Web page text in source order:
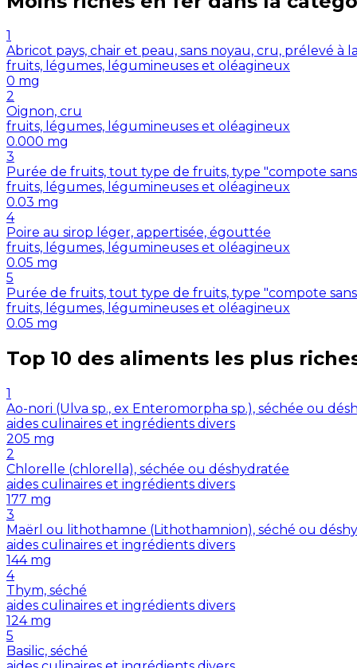
1
Abricot pays, chair et peau, sans noyau, cru, prélevé à
fruits, légumes, légumineuses et oléagineux
0 mg
2
Oignon, cru
fruits, légumes, légumineuses et oléagineux
0.000 mg
3
Purée de fruits, tout type de fruits, type "compote
fruits, légumes, légumineuses et oléagineux
0.03 mg
4
Poire au sirop léger, appertisée, égouttée
fruits, légumes, légumineuses et oléagineux
0.05 mg
5
Purée de fruits, tout type de fruits, type "compote
fruits, légumes, légumineuses et oléagineux
0.05 mg
Top 10 des aliments les plus
1
Ao-nori (Ulva sp., ex Enteromorpha sp.), séchée ou
aides culinaires et ingrédients divers
205 mg
2
Chlorelle (chlorella), séchée ou déshydratée
aides culinaires et ingrédients divers
177 mg
3
Maërl ou lithothamne (Lithothamnion), séché ou
aides culinaires et ingrédients divers
144 mg
4
Thym, séché
aides culinaires et ingrédients divers
124 mg
5
Basilic, séché